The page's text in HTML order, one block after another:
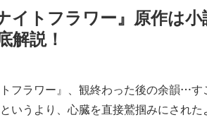
イトフラワー』原作は
解説！
フラワー』、観終わった後の余韻…す
いうより、心臓を直接鷲掴みにされ